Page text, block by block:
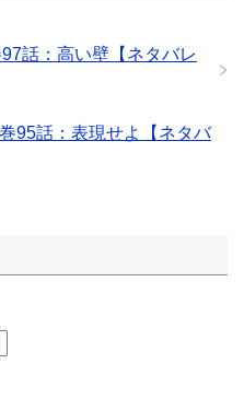
話：高い壁【ネタバレ
95話：表現せよ【ネタバ